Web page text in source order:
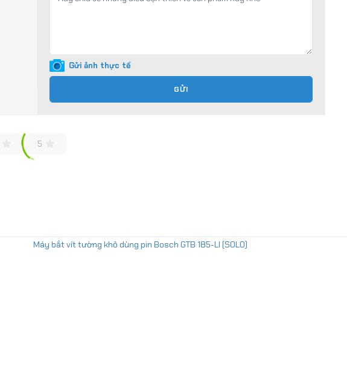
Gửi ảnh thực tế
GỬI
5